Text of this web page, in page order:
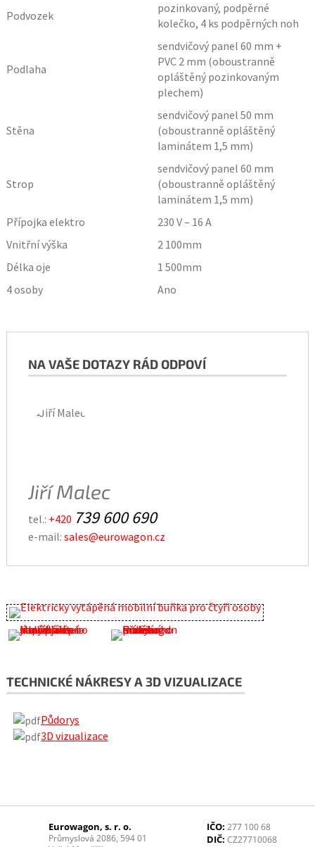
Podvozek
pozinkovaný, podpěrné
kolečko, 4 ks podpěrných noh
Podlaha
sendvičový panel 60 mm +
PVC 2 mm (oboustranně
opláštěný pozinkovaným
plechem)
Stěna
sendvičový panel 50 mm
(oboustranně opláštěný
laminátem 1,5 mm)
Strop
sendvičový panel 60 mm
(oboustranně opláštěný
laminátem 1,5 mm)
Přípojka elektro
230 V – 16 A
Vnitřní výška
2 100mm
Délka oje
1 500mm
4 osoby
Ano
NA VAŠE DOTAZY RÁD ODPOVÍ
Jiří Malec
tel.: +420 739 600 690
e-mail: sales@eurowagon.cz
TECHNICKÉ NÁKRESY A 3D VIZUALIZACE
Půdorys
3D vizualizace
Eurowagon, s. r. o.
Průmyslová 2086, 594 01
IČO: 277 100 68
DIČ: CZ27710068